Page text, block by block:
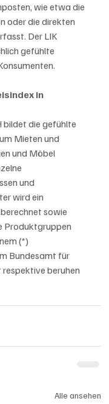
wie etwa die
oder die direkten
Der LIK
gefühlte
in
bildet die gefühlte
Mieten und
und Möbel
und
wird ein
sowie
Produktgruppen
(*)
Bundesamt für
beruhen
Alle ansehen